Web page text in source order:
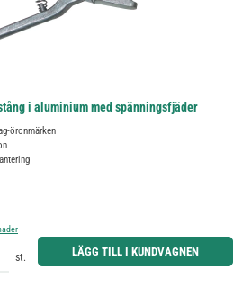
i aluminium med spänningsfjäder
öronmärken
eller använd knapparna för att öka eller minska kvantiteten.
st. LÄGG TILL I KUNDVAGNEN